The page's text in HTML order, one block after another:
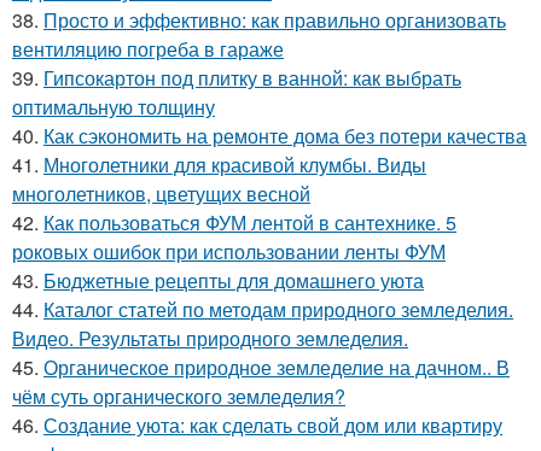
38. Просто и эффективно: как правильно организовать
вентиляцию погреба в гараже
39. Гипсокартон под плитку в ванной: как выбрать
оптимальную толщину
40. Как сэкономить на ремонте дома без потери качества
41. Многолетники для красивой клумбы. Виды
многолетников, цветущих весной
42. Как пользоваться ФУМ лентой в сантехнике. 5
роковых ошибок при использовании ленты ФУМ
43. Бюджетные рецепты для домашнего уюта
44. Каталог статей по методам природного земледелия.
Видео. Результаты природного земледелия.
45. Органическое природное земледелие на дачном.. В
чём суть органического земледелия?
46. Создание уюта: как сделать свой дом или квартиру